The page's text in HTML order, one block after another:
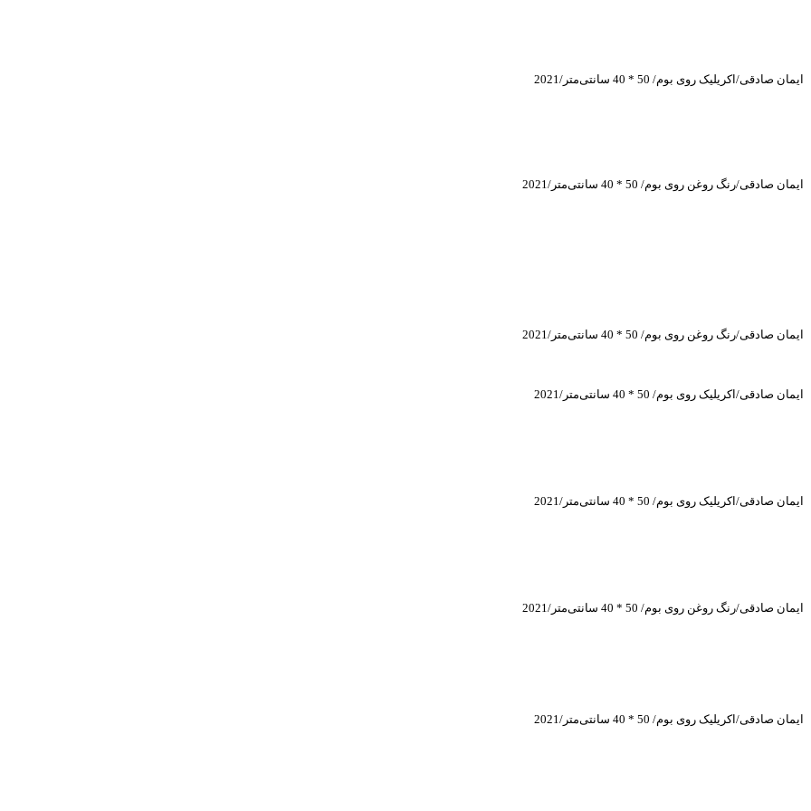
ایمان صادقی/اکریلیک روی بوم/ 50 * 40 سانتی‌متر/2021
ایمان صادقی/رنگ روغن روی بوم/ 50 * 40 سانتی‌متر/2021
ایمان صادقی/رنگ روغن روی بوم/ 50 * 40 سانتی‌متر/2021
ایمان صادقی/اکریلیک روی بوم/ 50 * 40 سانتی‌متر/2021
ایمان صادقی/اکریلیک روی بوم/ 50 * 40 سانتی‌متر/2021
ایمان صادقی/رنگ روغن روی بوم/ 50 * 40 سانتی‌متر/2021
ایمان صادقی/اکریلیک روی بوم/ 50 * 40 سانتی‌متر/2021